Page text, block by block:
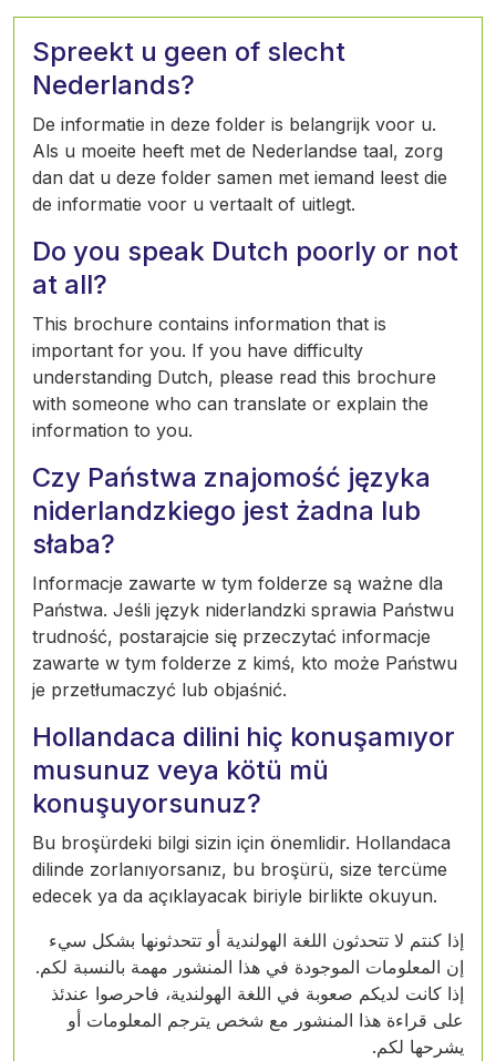
Spreekt u geen of slecht
Nederlands?
De informatie in deze folder is belangrijk voor u.
Als u moeite heeft met de Nederlandse taal, zorg
dan dat u deze folder samen met iemand leest die
de informatie voor u vertaalt of uitlegt.
Do you speak Dutch poorly or not
at all?
This brochure contains information that is
important for you. If you have difficulty
understanding Dutch, please read this brochure
with someone who can translate or explain the
information to you.
Czy Państwa znajomość języka
niderlandzkiego jest żadna lub
słaba?
Informacje zawarte w tym folderze są ważne dla
Państwa. Jeśli język niderlandzki sprawia Państwu
trudność, postarajcie się przeczytać informacje
zawarte w tym folderze z kimś, kto może Państwu
je przetłumaczyć lub objaśnić.
Hollandaca dilini hiç konuşamıyor
musunuz veya kötü mü
konuşuyorsunuz?
Bu broşürdeki bilgi sizin için önemlidir. Hollandaca
dilinde zorlanıyorsanız, bu broşürü, size tercüme
edecek ya da açıklayacak biriyle birlikte okuyun.
إذا كنتم لا تتحدثون اللغة الهولندية أو تتحدثونها بشكل سيء
إن المعلومات الموجودة في هذا المنشور مهمة بالنسبة لكم.
إذا كانت لديكم صعوبة في اللغة الهولندية، فاحرصوا عندئذ
على قراءة هذا المنشور مع شخص يترجم المعلومات أو
يشرحها لكم.